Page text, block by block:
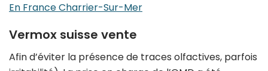
En France Charrier-Sur-Mer
Vermox suisse vente
Afin d’éviter la présence de traces olfactives, parfois